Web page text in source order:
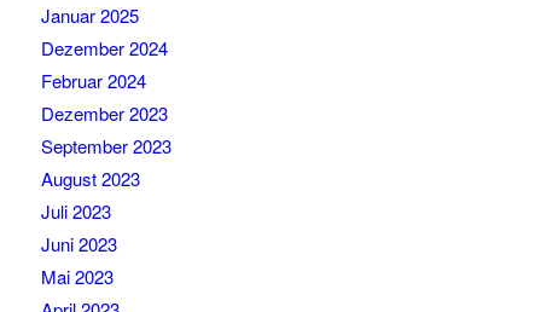
Januar 2025
Dezember 2024
Februar 2024
Dezember 2023
September 2023
August 2023
Juli 2023
Juni 2023
Mai 2023